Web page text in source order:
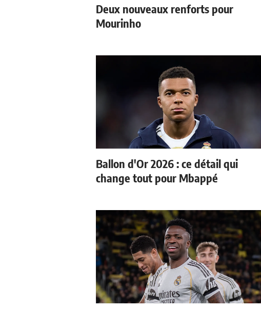
Deux nouveaux renforts pour
Mourinho
Ballon d'Or 2026 : ce détail qui
change tout pour Mbappé